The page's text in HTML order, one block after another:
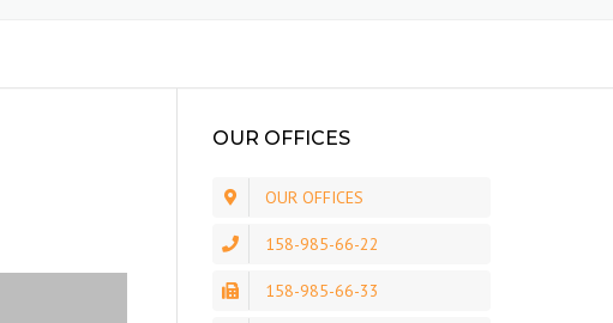
OUR OFFICES
OUR OFFICES
158-985-66-22
158-985-66-33